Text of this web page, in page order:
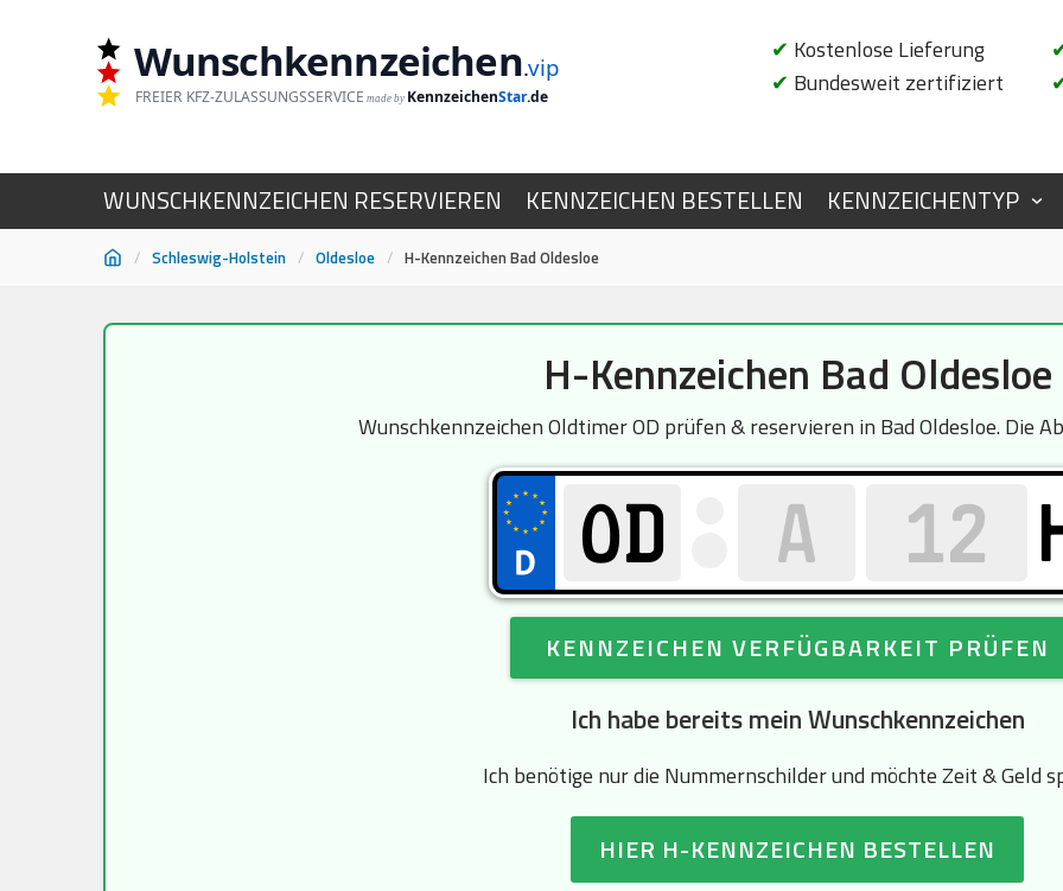
Wunschkennzeichen.vip
FREIER KFZ-ZULASSUNGSSERVICE made by KennzeichenStar.de
✔ Kostenlose Lieferung
✔ Bundesweit zertifiziert
WUNSCHKENNZEICHEN RESERVIEREN KENNZEICHEN BESTELLEN KENNZEICHENTYP
/ Schleswig-Holstein / Oldesloe / H-Kennzeichen Bad Oldesloe
H-Kennzeichen Bad Oldesloe
Wunschkennzeichen Oldtimer OD prüfen & reservieren in Bad Oldesloe. Die
KENNZEICHEN VERFÜGBARKEIT PRÜFEN
Ich habe bereits mein Wunschkennzeichen
Ich benötige nur die Nummernschilder und möchte Zeit & Geld
HIER H-KENNZEICHEN BESTELLEN